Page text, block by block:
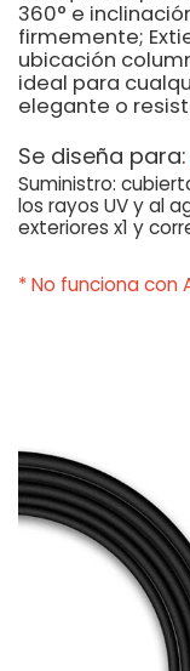
360° e
firmemente;
ubicación
ideal para
elegante o
Se diseña para:
Suministro:
los rayos UV y al
exteriores x1 y
* No funciona con